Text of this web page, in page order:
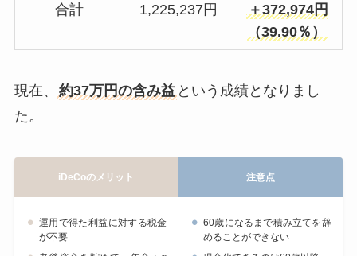
合計 1,225,237円
＋372,974円
（39.90％）
現在、 約37万円の含み益 という成績となりまし
た。
iDeCoのメリット 注意点
運用で得た利益に対する税金
が不要
60歳になるまで積み立てを辞
めることができない